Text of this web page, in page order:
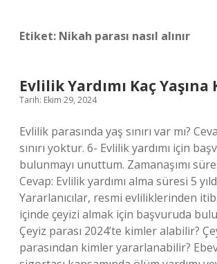
Etiket: Nikah parası nasıl alınır
Evlilik Yardımı Kaç Yaşına
Tarih: Ekim 29, 2024
Evlilik parasında yaş sınırı var mı?
sınırı yoktur. 6- Evlilik yardımı için
bulunmayı unuttum. Zamanaşımı
Cevap: Evlilik yardımı alma süresi 5
Yararlanıcılar, resmi evliliklerinden
içinde çeyizi almak için başvuruda
Çeyiz parası 2024’te kimler alabilir?
parasından kimler yararlanabilir?